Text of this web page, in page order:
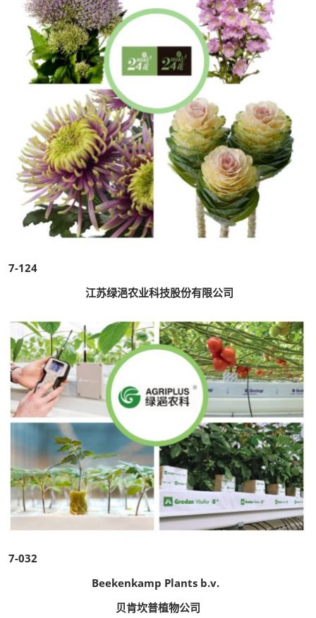
7-124
江苏绿浥农业科技股份有限公司
7-032
Beekenkamp Plants b.v.
贝肯坎普植物公司